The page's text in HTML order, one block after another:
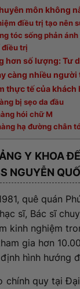
môn không
điều trị tạo nên
tóc sống phản
điều trị
hơn số lượng: Tư
càng nhiều người
thực tế của
bị sẹo da đầu
hói chữ M
hạ đường chân
Y KHOA
NGUYỄN
quê quán
sĩ, Bác sĩ
kinh nghiệm
gia hơn
hình hướng
quy tại